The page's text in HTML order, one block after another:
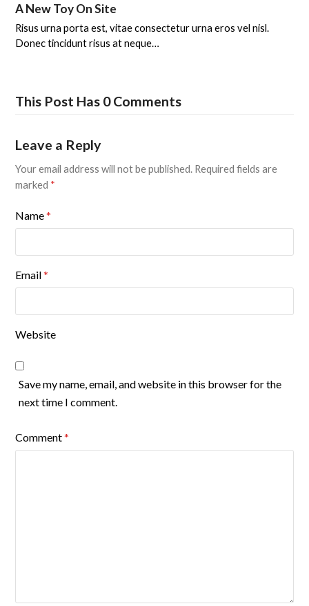
A New Toy On Site
Risus urna porta est, vitae consectetur urna eros vel nisl.
Donec tincidunt risus at neque…
This Post Has 0 Comments
Leave a Reply
Your email address will not be published. Required fields are
marked *
Name*
Email*
Website
Save my name, email, and website in this browser for the
next time I comment.
Comment*